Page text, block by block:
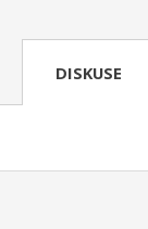
DISKUSE